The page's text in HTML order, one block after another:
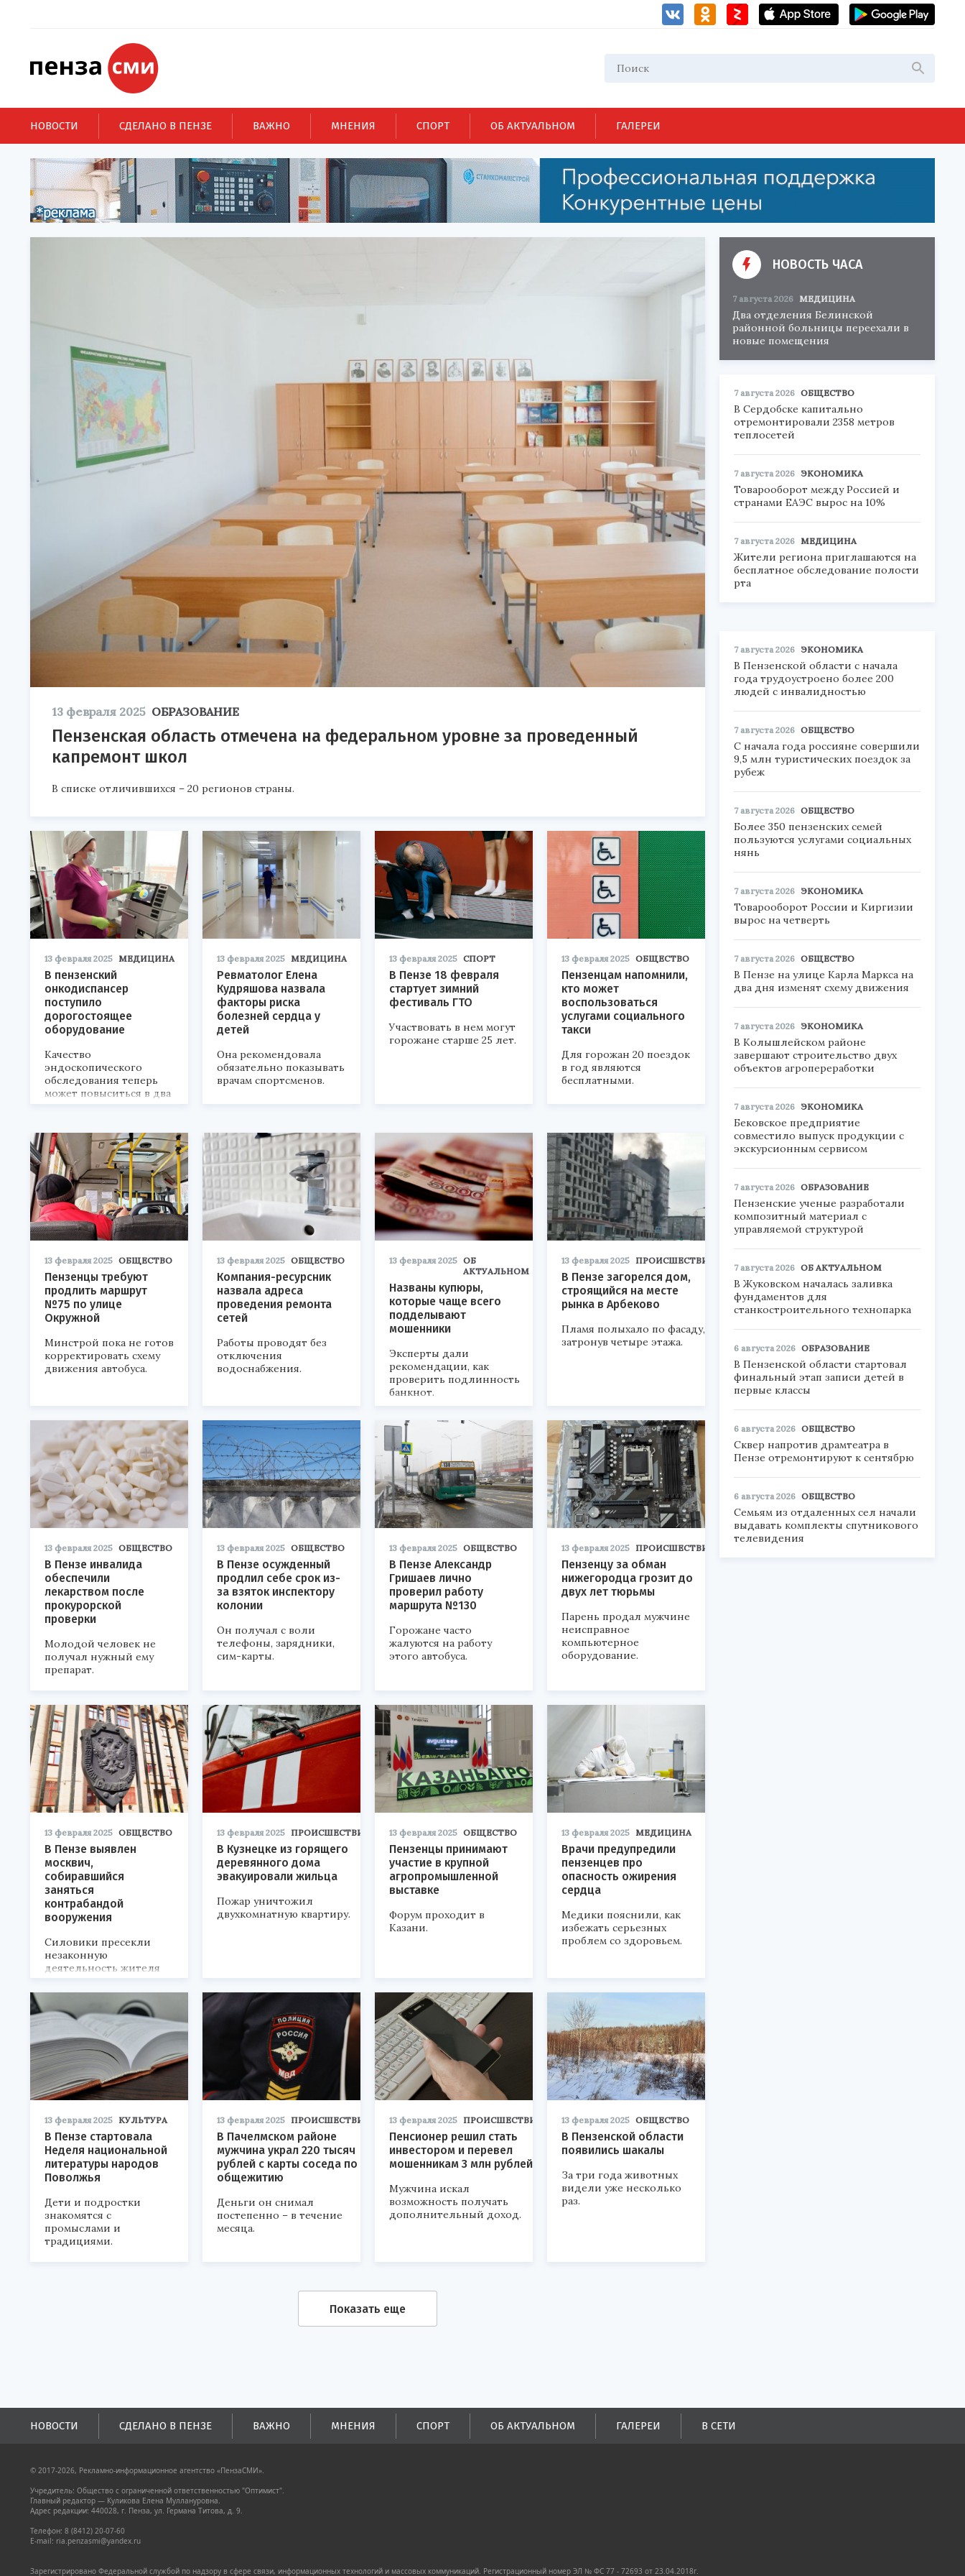
НОВОСТИ СДЕЛАНО В ПЕНЗЕ ВАЖНО МНЕНИЯ СПОРТ ОБ АКТУАЛЬНОМ ГАЛЕРЕИ
13 февраля 2025 ОБРАЗОВАНИЕ
Пензенская область отмечена на федеральном уровне за проведенный
капремонт школ
В списке отличившихся – 20 регионов страны.
13 февраля 2025 МЕДИЦИНА
В пензенский
онкодиспансер
поступило
дорогостоящее
оборудование
Качество
эндоскопического
обследования теперь
может повыситься в два
раза.
13 февраля 2025 МЕДИЦИНА
Ревматолог Елена
Кудряшова назвала
факторы риска
болезней сердца у
детей
Она рекомендовала
обязательно показывать
врачам спортсменов.
13 февраля 2025 СПОРТ
В Пензе 18 февраля
стартует зимний
фестиваль ГТО
Участвовать в нем могут
горожане старше 25 лет.
13 февраля 2025 ОБЩЕСТВО
Пензенцам напомнили,
кто может
воспользоваться
услугами социального
такси
Для горожан 20 поездок
в год являются
бесплатными.
13 февраля 2025 ОБЩЕСТВО
Пензенцы требуют
продлить маршрут
№75 по улице
Окружной
Минстрой пока не готов
корректировать схему
движения автобуса.
13 февраля 2025 ОБЩЕСТВО
Компания-ресурсник
назвала адреса
проведения ремонта
сетей
Работы проводят без
отключения
водоснабжения.
13 февраля 2025 ОБ
АКТУАЛЬНОМ
Названы купюры,
которые чаще всего
подделывают
мошенники
Эксперты дали
рекомендации, как
проверить подлинность
банкнот.
13 февраля 2025 ПРОИСШЕСТВИЯ
В Пензе загорелся дом,
строящийся на месте
рынка в Арбеково
Пламя полыхало по фасаду,
затронув четыре этажа.
13 февраля 2025 ОБЩЕСТВО
В Пензе инвалида
обеспечили
лекарством после
прокурорской
проверки
Молодой человек не
получал нужный ему
препарат.
13 февраля 2025 ОБЩЕСТВО
В Пензе осужденный
продлил себе срок из-
за взяток инспектору
колонии
Он получал с воли
телефоны, зарядники,
сим-карты.
13 февраля 2025 ОБЩЕСТВО
В Пензе Александр
Гришаев лично
проверил работу
маршрута №130
Горожане часто
жалуются на работу
этого автобуса.
13 февраля 2025 ПРОИСШЕСТВИЯ
Пензенцу за обман
нижегородца грозит до
двух лет тюрьмы
Парень продал мужчине
неисправное
компьютерное
оборудование.
13 февраля 2025 ОБЩЕСТВО
В Пензе выявлен
москвич,
собиравшийся
заняться
контрабандой
вооружения
Силовики пресекли
незаконную
деятельность жителя
столичного региона.
13 февраля 2025 ПРОИСШЕСТВИЯ
В Кузнецке из горящего
деревянного дома
эвакуировали жильца
Пожар уничтожил
двухкомнатную квартиру.
13 февраля 2025 ОБЩЕСТВО
Пензенцы принимают
участие в крупной
агропромышленной
выставке
Форум проходит в
Казани.
13 февраля 2025 МЕДИЦИНА
Врачи предупредили
пензенцев про
опасность ожирения
сердца
Медики пояснили, как
избежать серьезных
проблем со здоровьем.
13 февраля 2025 КУЛЬТУРА
В Пензе стартовала
Неделя национальной
литературы народов
Поволжья
Дети и подростки
знакомятся с
промыслами и
традициями.
13 февраля 2025 ПРОИСШЕСТВИЯ
В Пачелмском районе
мужчина украл 220 тысяч
рублей с карты соседа по
общежитию
Деньги он снимал
постепенно – в течение
месяца.
13 февраля 2025 ПРОИСШЕСТВИЯ
Пенсионер решил стать
инвестором и перевел
мошенникам 3 млн рублей
Мужчина искал
возможность получать
дополнительный доход.
13 февраля 2025 ОБЩЕСТВО
В Пензенской области
появились шакалы
За три года животных
видели уже несколько
раз.
Показать еще
НОВОСТЬ ЧАСА
7 августа 2026 МЕДИЦИНА
Два отделения Белинской
районной больницы переехали в
новые помещения
7 августа 2026 ОБЩЕСТВО
В Сердобске капитально
отремонтировали 2358 метров
теплосетей
7 августа 2026 ЭКОНОМИКА
Товарооборот между Россией и
странами ЕАЭС вырос на 10%
7 августа 2026 МЕДИЦИНА
Жители региона приглашаются на
бесплатное обследование полости
рта
7 августа 2026 ЭКОНОМИКА
В Пензенской области с начала
года трудоустроено более 200
людей с инвалидностью
7 августа 2026 ОБЩЕСТВО
С начала года россияне совершили
9,5 млн туристических поездок за
рубеж
7 августа 2026 ОБЩЕСТВО
Более 350 пензенских семей
пользуются услугами социальных
нянь
7 августа 2026 ЭКОНОМИКА
Товарооборот России и Киргизии
вырос на четверть
7 августа 2026 ОБЩЕСТВО
В Пензе на улице Карла Маркса на
два дня изменят схему движения
7 августа 2026 ЭКОНОМИКА
В Колышлейском районе
завершают строительство двух
объектов агропереработки
7 августа 2026 ЭКОНОМИКА
Бековское предприятие
совместило выпуск продукции с
экскурсионным сервисом
7 августа 2026 ОБРАЗОВАНИЕ
Пензенские ученые разработали
композитный материал с
управляемой структурой
7 августа 2026 ОБ АКТУАЛЬНОМ
В Жуковском началась заливка
фундаментов для
станкостроительного технопарка
6 августа 2026 ОБРАЗОВАНИЕ
В Пензенской области стартовал
финальный этап записи детей в
первые классы
6 августа 2026 ОБЩЕСТВО
Сквер напротив драмтеатра в
Пензе отремонтируют к сентябрю
6 августа 2026 ОБЩЕСТВО
Семьям из отдаленных сел начали
выдавать комплекты спутникового
телевидения
НОВОСТИ СДЕЛАНО В ПЕНЗЕ ВАЖНО МНЕНИЯ СПОРТ ОБ АКТУАЛЬНОМ ГАЛЕРЕИ В СЕТИ
© 2017-2026, Рекламно-информационное агентство «ПензаСМИ».
Учредитель: Общество с ограниченной ответственностью "Оптимист".
Главный редактор — Куликова Елена Муллануровна.
Адрес редакции: 440028, г. Пенза, ул. Германа Титова, д. 9.
Телефон: 8 (8412) 20-07-60
E-mail: ria.penzasmi@yandex.ru
Зарегистрировано Федеральной службой по надзору в сфере связи, информационных технологий и массовых коммуникаций. Регистрационный номер ЭЛ № ФС 77 - 72693 от 23.04.2018г.